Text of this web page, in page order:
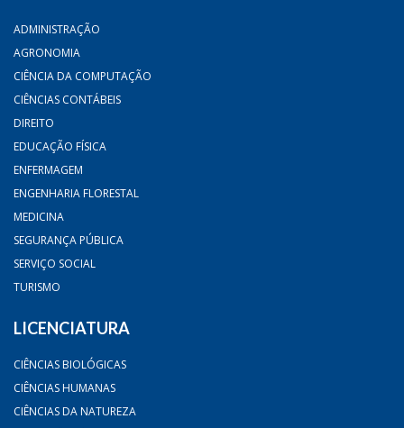
ADMINISTRAÇÃO
AGRONOMIA
CIÊNCIA DA COMPUTAÇÃO
CIÊNCIAS CONTÁBEIS
DIREITO
EDUCAÇÃO FÍSICA
ENFERMAGEM
ENGENHARIA FLORESTAL
MEDICINA
SEGURANÇA PÚBLICA
SERVIÇO SOCIAL
TURISMO
LICENCIATURA
CIÊNCIAS BIOLÓGICAS
CIÊNCIAS HUMANAS
CIÊNCIAS DA NATUREZA